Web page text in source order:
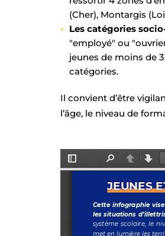
(Cher), Montargis
Les catégories
"employé" ou
jeunes de moins de
catégories.
Il convient d’être
l’âge, le niveau de